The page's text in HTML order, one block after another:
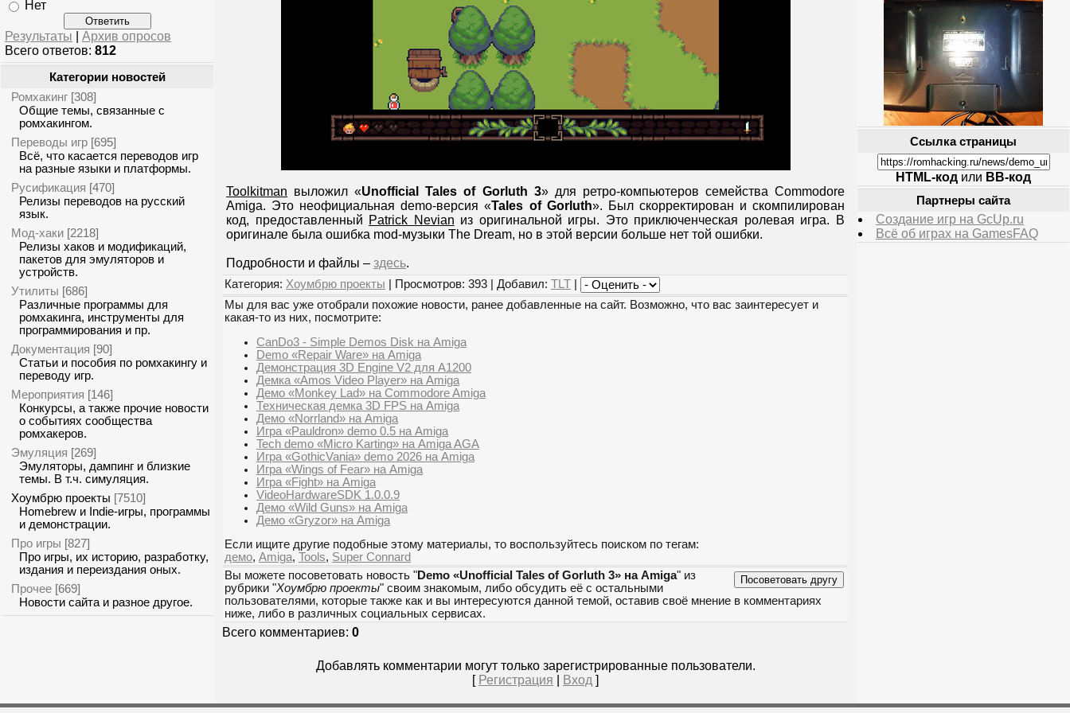
Нет
Результаты
Архив опросов
Всего ответов: 812
Категории новостей
Ромхакинг [308]
Общие темы, связанные с
ромхакингом.
Переводы игр [695]
Всё, что касается переводов игр
на разные языки и платформы.
Русификация [470]
Релизы переводов на русский
язык.
Мод-хаки [2218]
Релизы хаков и модификаций,
пакетов для эмуляторов и
устройств.
Утилиты [686]
Различные программы для
ромхакинга, инструменты для
программирования и пр.
Документация [90]
Статьи и пособия по ромхакингу и
переводу игр.
Мероприятия [146]
Конкурсы, а также прочие новости
о событиях сообщества
ромхакеров.
Эмуляция [269]
Эмуляторы, дампинг и близкие
темы. В т.ч. симуляция.
Хоумбрю проекты [7510]
Homebrew и Indie-игры, программы
и демонстрации.
Про игры [827]
Про игры, их историю, разработку,
издания и переиздания оных.
Прочее [669]
Новости сайта и разное другое.
Toolkitman выложил «Unofficial Tales of Gorluth 3» для ретро-компьютеров семейства Commodore
Amiga. Это неофициальная demo-версия «Tales of Gorluth». Был скорректирован и скомпилирован
код, предоставленный Patrick Nevian из оригинальной игры. Это приключенческая ролевая игра. В
оригинале была ошибка mod-музыки The Dream, но в этой версии больше нет той ошибки.
Подробности и файлы – здесь.
Категория: Хоумбрю проекты | Просмотров: 393 | Добавил: TLT
Мы для вас уже отобрали похожие новости, ранее добавленные на сайт. Возможно, что вас заинтересует и
какая-то из них, посмотрите:
CanDo3 - Simple Demos Disk на Amiga
Demo «Repair Ware» на Amiga
Демонстрация 3D Engine V2 для A1200
Демка «Amos Video Player» на Amiga
Демо «Monkey Lad» на Commodore Amiga
Техническая демка 3D FPS на Amiga
Демо «Norrland» на Amiga
Игра «Pauldron» demo 0.5 на Amiga
Tech demo «Micro Karting» на Amiga AGA
Игра «GothicVania» demo 2026 на Amiga
Игра «Wings of Fear» на Amiga
Игра «Fight» на Amiga
VideoHardwareSDK 1.0.0.9
Демо «Wild Guns» на Amiga
Демо «Gryzor» на Amiga
Если ищите другие подобные этому материалы, то воспользуйтесь поиском по тегам:
демо, Amiga, Tools, Super Connard
Вы можете посоветовать новость "Demo «Unofficial Tales of Gorluth 3» на Amiga" из
рубрики "Хоумбрю проекты" своим знакомым, либо обсудить её с остальными
пользователями, которые также как и вы интересуются данной темой, оставив своё мнение в комментариях
ниже, либо в различных социальных сервисах.
Всего комментариев: 0
Добавлять комментарии могут только зарегистрированные пользователи.
[ Регистрация Вход ]
Ссылка страницы
HTML-код или BB-код
Партнеры сайта
Создание игр на GcUp.ru
Всё об играх на GamesFAQ